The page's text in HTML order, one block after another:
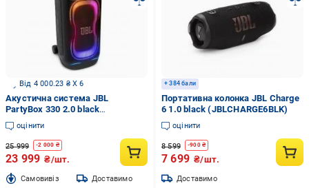
Від 4 000.23 ₴ X 6
Акустична система JBL
PartyBox 330 2.0 black
(JBLPB330BLKEP)
оцінити
25 999 -2 000 ₴
23 999 ₴/шт.
Cамовивіз Доставимо
+ 384 бали
Портативна колонка JBL Charge
6 1.0 black (JBLCHARGE6BLK)
оцінити
8 599 -900₴
7 699 ₴/шт.
Доставимо